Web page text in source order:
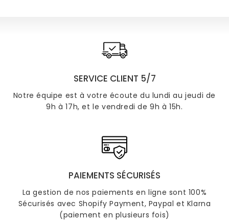
SERVICE CLIENT 5/7
Notre équipe est à votre écoute du lundi au jeudi de
9h à 17h, et le vendredi de 9h à 15h.
PAIEMENTS SÉCURISÉS
La gestion de nos paiements en ligne sont 100%
Sécurisés avec Shopify Payment, Paypal et Klarna
(paiement en plusieurs fois)